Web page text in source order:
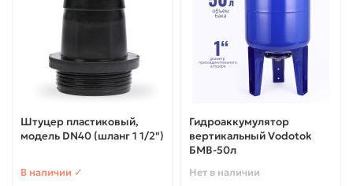
Штуцер пластиковый,
модель DN40 (шланг 1 1/2")
В наличии ✓
Гидроаккумулятор
вертикальный Vodotok
БМВ-50л
Нет в наличии